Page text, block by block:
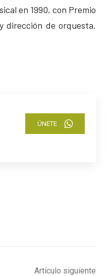
en 1990, con Premio
dirección de orquesta.
ÚNETE
Artículo siguiente